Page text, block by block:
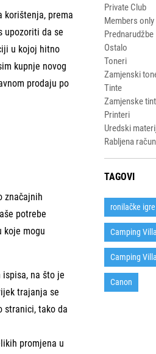
korištenja, prema
upozoriti da se
u kojoj hitno
kupnje novog
prodaju po
značajnih
potrebe
koje mogu
na što je
trajanja se
stranici, tako da
promjena u
Private Club
Members only
Prednarudžbe
Ostalo
Toneri
Zamjenski
Tinte
Zamjenske
Printeri
Uredski
Rabljena
TAGOVI
ronilačke igre
Camping
Camping
Canon